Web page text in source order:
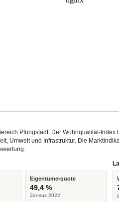
Pfungstadt. Der Wohnqualität-
Umwelt und Infrastruktur. Die
Eigentümerquote
49,4 %
Zensus 2022